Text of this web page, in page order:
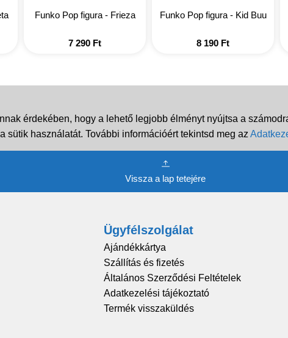
Funko Pop figura - Frieza
7 290 Ft
Funko Pop figura - Kid Buu
8 190 Ft
érdekében, hogy a lehető legjobb élményt nyújtsa a
sütik használatát. További információért tekintsd meg az
Vissza a lap tetejére
Ügyfélszolgálat
Ajándékkártya
Szállítás és fizetés
Általános Szerződési Feltételek
Adatkezelési tájékoztató
Termék visszaküldés